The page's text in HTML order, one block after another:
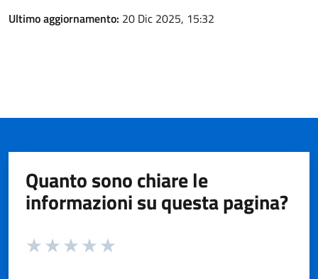
Ultimo aggiornamento: 20 Dic 2025, 15:32
Quanto sono chiare le
informazioni su questa pagina?
Valuta da 1 a 5 stelle la pagina